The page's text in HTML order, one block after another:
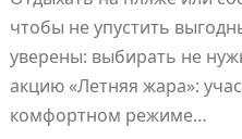
чтобы не упустить
уверены: выбирать не
акцию «Летняя жара»:
комфортном режиме…